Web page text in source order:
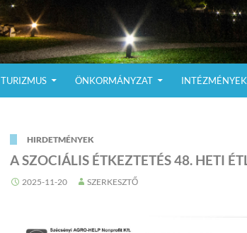
TURIZMUS ÖNKORMÁNYZAT INTÉZMÉNYEK
HIRDETMÉNYEK
A SZOCIÁLIS ÉTKEZTETÉS 48. HETI
2025-11-20 SZERKESZTŐ